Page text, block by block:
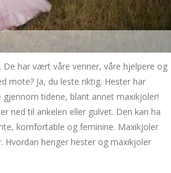
De har vært våre venner, våre hjelpere og
mote? Ja, du leste riktig. Hester har
tidene, blant annet maxikjoler!
ned til ankelen eller gulvet. Den kan ha
komfortable og feminine. Maxikjoler
Hvordan henger hester og maxikjoler